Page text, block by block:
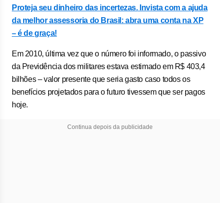
Proteja seu dinheiro das incertezas.Invista com a ajuda
da melhor assessoria do Brasil:abra uma conta na XP
– é de graça!
Em 2010, última vez que o número foi informado, o passivo
da Previdência dos militares estava estimado em R$ 403,4
bilhões – valor presente que seria gasto caso todos os
benefícios projetados para o futuro tivessem que ser pagos
hoje.
Continua depois da publicidade